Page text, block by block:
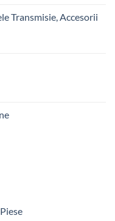
Transmisie, Accesorii